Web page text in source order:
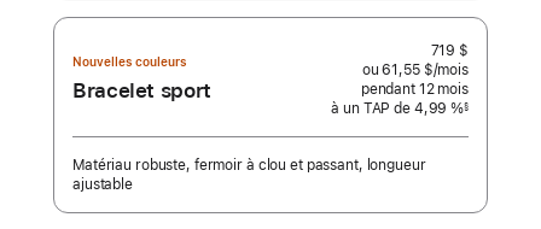
Nouvelles couleurs
Bracelet sport
719 $
ou 61,55 $/mois
pendant 12 mois
à un TAP de 4,99 %§
Matériau robuste, fermoir à clou et passant, longueur
ajustable